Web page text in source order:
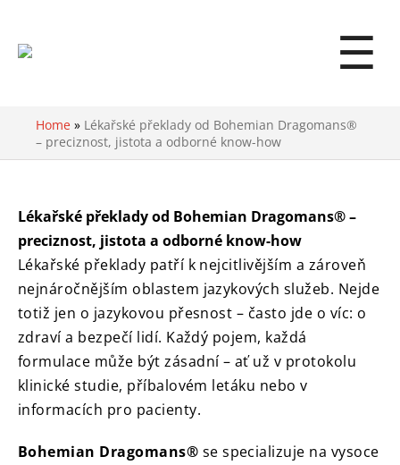
☰
Home » Lékařské překlady od Bohemian Dragomans®
– preciznost, jistota a odborné know-how
Lékařské překlady od Bohemian Dragomans® –
preciznost, jistota a odborné know-how
Lékařské překlady patří k nejcitlivějším a zároveň
nejnáročnějším oblastem jazykových služeb. Nejde
totiž jen o jazykovou přesnost – často jde o víc: o
zdraví a bezpečí lidí. Každý pojem, každá
formulace může být zásadní – ať už v protokolu
klinické studie, příbalovém letáku nebo v
informacích pro pacienty.
Bohemian Dragomans® se specializuje na vysoce